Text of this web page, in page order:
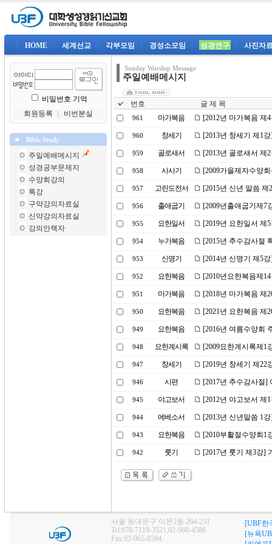
HOME 세계선교 각부모임 경성소모임 성경연구 사진자
비밀번호 기억
회원등록
비번분실
Bible Study
주일예배메시지
성경공부문제지
수양회강의
특강
구약강의자료실
신약강의자료실
강의안책자
Sunday Worship Message
주일예배메시지
번호 글 제 목
961 마가복음 [2012년 마가복음 제
960 창세기 [2013년 창세기 제1
959 골로새서 [2013년 골로새서 제
958 사사기 [2009가을제자수양
957 고린도전서 [2015년 신년 말씀
956 출애굽기 [2009년출애굽기제7
955 요한일서 [2019년 요한일서 제
954 누가복음 [2015년 추수감사절
953 신명기 [2014년 신명기 제5
952 요한복음 [2010년요한복음제
951 마가복음 [2018년 마가복음 제
950 요한복음 [2021년 요한복음 제
949 요한복음 [2016년 여름수양회
948 요한계시록 [2009요한계시록제1
947 창세기 [2019년 창세기 제22
946 시편 [2017년 추수감사절]
945 야고보서 [2012년 야고보서 제
944 에베소서 [2013년 신년말씀 1
943 요한복음 [2010부활절수양회1
942 룻기 [2017년 룻기 제3강]
서울 동대문구 이문2동 264-231
Tel:070-7119-3521,02-968-4586
Fax:02-965-8594
[UBF한
[뉴욕